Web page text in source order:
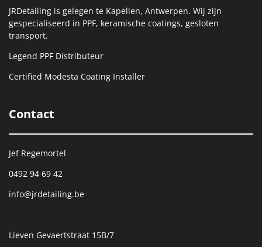
JRDetailing is gelegen te Kapellen, Antwerpen. Wij zijn
gespecialiseerd in PPF, keramische coatings, gesloten
transport.
Legend PPF Distributeur
Certified Modesta Coating Installer
Contact
Jef Regemortel
0492 94 69 42
info@jrdetailing.be
Lieven Gevaertstraat 15B/7